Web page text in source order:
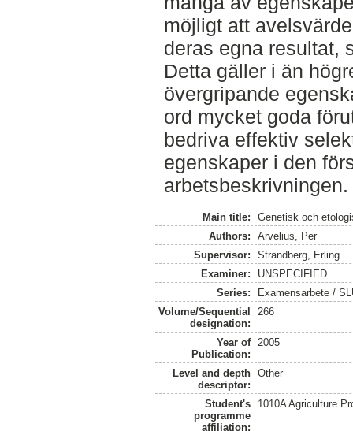
möjligt att
deras egna resultat,
Detta gäller i än
övergripande
ord mycket goda
bedriva effektiv
egenskaper i den
arbetsbeskrivningen.
Main title:
Genetisk och
Authors:
Arvelius, Per
Supervisor:
Strandberg, Erling
Examiner:
UNSPECIFIED
Series:
Examensarbete /
Volume/Sequential
designation:
266
Year of
Publication:
2005
Level and depth
descriptor:
Other
Student's
programme
affiliation:
1010A Agriculture